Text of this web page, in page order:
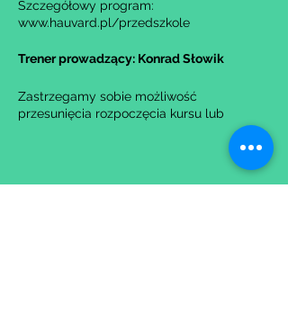
Szczegółowy program:
www.hauvard.pl/przedszkole
Trener prowadzący: Konrad Słowik
Zastrzegamy sobie możliwość
przesunięcia rozpoczęcia kursu lub
anulowania go w przypadku nie uzbierania
się minimalnej liczby osób na grupę.